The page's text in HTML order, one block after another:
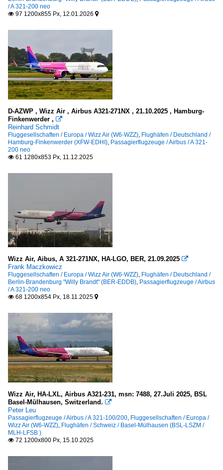
/ A 321-200 neo
 97 1200x855 Px, 12.01.2026 
D-AZWP , Wizz Air , Airbus A321-271NX , 21.10.2025 , Hamburg-
Finkenwerder , 
Reinhard Schmidt
Fluggesellschaften / Europa / Wizz Air (W6-WZZ), Flughäfen / Deutschland /
Hamburg-Finkenwerder (XFW-EDHI), Passagierflugzeuge / Airbus / A 321-
200 neo
 61 1280x853 Px, 11.12.2025
Wizz Air, Aibus, A 321-271NX, HA-LGO, BER, 21.09.2025 
Frank Maczkowicz
Fluggesellschaften / Europa / Wizz Air (W6-WZZ), Flughäfen / Deutschland /
Berlin-Brandenburg "Willy Brandt" (BER-EDDB), Passagierflugzeuge / Airbus
/ A 321-200 neo
 68 1200x854 Px, 18.11.2025 
Wizz Air, HA-LXL, Airbus A321-231, msn: 7488, 27.Juli 2025, BSL
Basel-Mülhausen, Switzerland. 
Peter Leu
Passagierflugzeuge / Airbus / A 321-100/200, Fluggesellschaften / Europa /
Wizz Air (W6-WZZ), Flughäfen / Schweiz / Basel-Mülhausen (BSL-LSZM /
MLH-LFSB )
 72 1200x800 Px, 15.10.2025